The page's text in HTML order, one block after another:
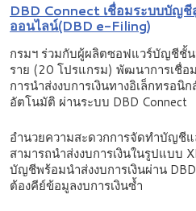
DBD Connect เชื่อมระบบบัญชี
ออนไลน์(DBD e-Filing)
กรมฯ ร่วมกับผู้ผลิตซอฟแวร์บัญชีชั้น
ราย (20 โปรแกรม) พัฒนาการเชื่
การนำส่งงบการเงินทางอิเล็กทรอนิ
อัตโนมัติ ผ่านระบบ DBD Connect
อำนวยความสะดวกการจัดทำบัญชี
สามารถนำส่งงบการเงินในรูปแบบ
บัญชีพร้อมนำส่งงบการเงินผ่าน
ต้องคีย์ข้อมูลงบการเงินซ้ำ